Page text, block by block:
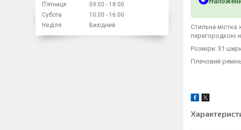
Стильна містка
перегородкою
Розміри: 31
Плечовий
Пʼятниця
09:00
18:00
Субота
10:00
16:00
Неділя
Вихідний